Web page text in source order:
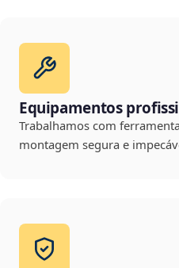
Equipamentos
Trabalhamos com
montagem segura e